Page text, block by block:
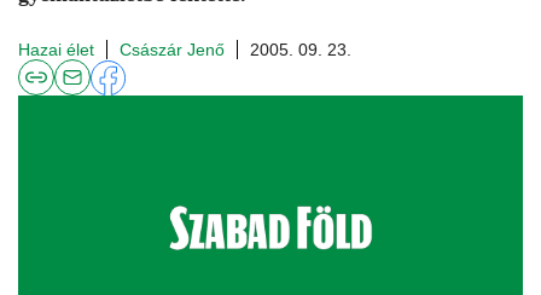
Hazai élet Császár Jenő 2005. 09. 23.